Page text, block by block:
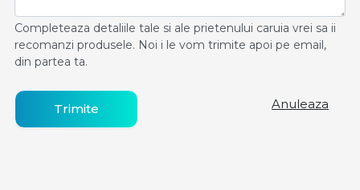
Completeaza detaliile tale si ale prietenului caruia vrei sa ii
recomanzi produsele. Noi i le vom trimite apoi pe email,
din partea ta.
Trimite Anuleaza